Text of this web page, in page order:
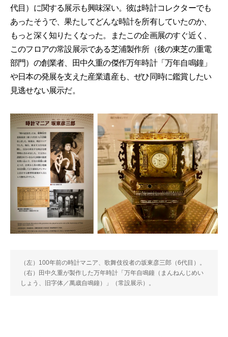
代目）に関する展示も興味深い。彼は時計コレクターでも
あったそうで、果たしてどんな時計を所有していたのか、
もっと深く知りたくなった。またこの企画展のすぐ近く、
このフロアの常設展示である芝浦製作所（後の東芝の重電
部門）の創業者、田中久重の傑作万年時計「万年自鳴鐘」
や日本の発展を支えた産業遺産も、ぜひ同時に鑑賞したい
見逃せない展示だ。
（左）100年前の時計マニア、歌舞伎役者の坂東彦三郎（6代目）。
（右）田中久重が製作した万年時計「万年自鳴鐘（まんねんじめい
しょう、旧字体／萬歳自鳴鐘）」（常設展示）。